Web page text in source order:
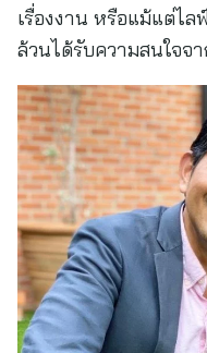
เรื่องงาน หรือแม้แต่ไ
ล้วนได้รับความสนใจจ